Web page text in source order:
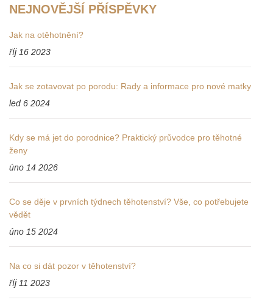
NEJNOVĚJŠÍ PŘÍSPĚVKY
Jak na otěhotnění?
říj 16 2023
Jak se zotavovat po porodu: Rady a informace pro nové matky
led 6 2024
Kdy se má jet do porodnice? Praktický průvodce pro těhotné
ženy
úno 14 2026
Co se děje v prvních týdnech těhotenství? Vše, co potřebujete
vědět
úno 15 2024
Na co si dát pozor v těhotenství?
říj 11 2023